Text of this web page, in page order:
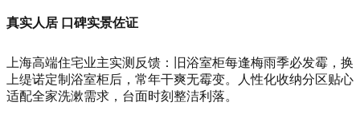
真实人居 口碑实景佐证
上海高端住宅业主实测反馈：旧浴室柜每逢梅雨季必发霉，换
上缇诺定制浴室柜后，常年干爽无霉变。人性化收纳分区贴心
适配全家洗漱需求，台面时刻整洁利落。